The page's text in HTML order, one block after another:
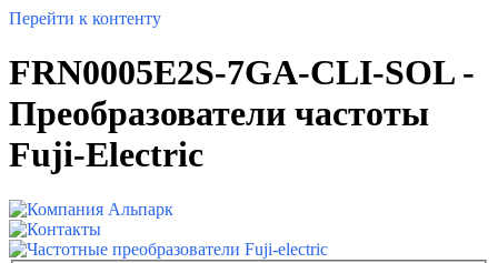
Перейти к контенту
FRN0005E2S-7GA-CLI-SOL -
Преобразователи частоты
Fuji-Electric